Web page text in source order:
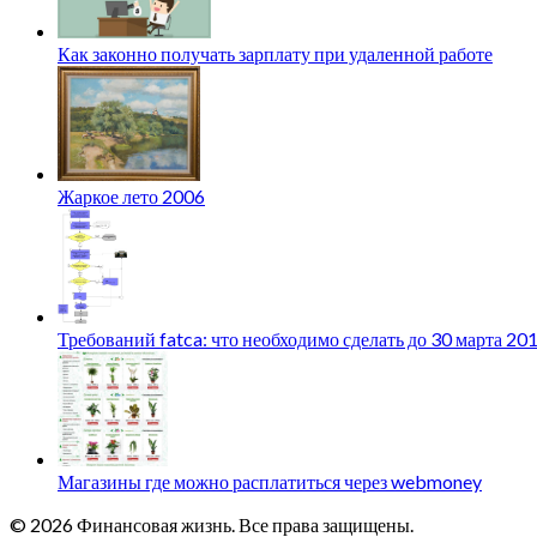
Как законно получать зарплату при удаленной работе
Жаркое лето 2006
Требований fatca: что необходимо сделать до 30 марта
Магазины где можно расплатиться через webmoney
© 2026 Финансовая жизнь. Все права защищены.